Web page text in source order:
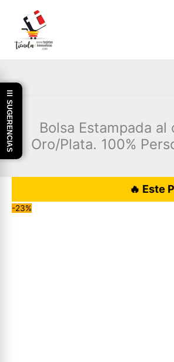
contenido
Bolsa Estampada al
Oro/Plata. 100%
🔥 Este
-23%
☰ SUGERENCIAS